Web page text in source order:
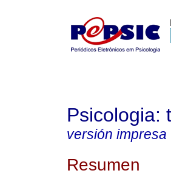
Psicologia:
versión impresa
Resumen